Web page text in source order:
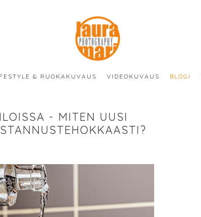
& RUOKAKUVAUS VIDEOKUVAUS BLOGI
- MITEN UUSI